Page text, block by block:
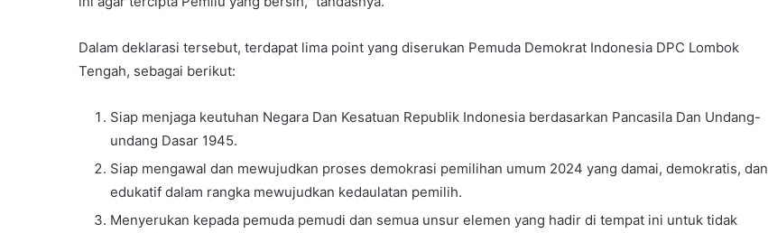
Dalam deklarasi tersebut, terdapat lima point yang diserukan Pemuda Demokrat Indonesia DPC Lombok
Tengah, sebagai berikut:
Siap menjaga keutuhan Negara Dan Kesatuan Republik Indonesia berdasarkan Pancasila Dan Undang-
undang Dasar 1945.
Siap mengawal dan mewujudkan proses demokrasi pemilihan umum 2024 yang damai, demokratis, dan
edukatif dalam rangka mewujudkan kedaulatan pemilih.
Menyerukan kepada pemuda pemudi dan semua unsur elemen yang hadir di tempat ini untuk tidak